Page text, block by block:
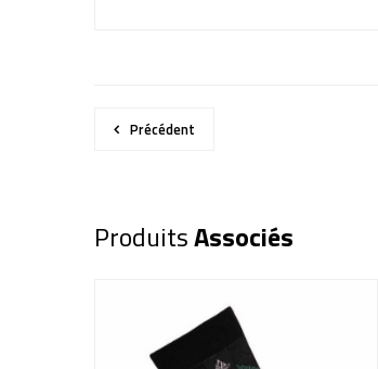
Précédent
ProduitsAssociés